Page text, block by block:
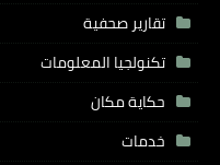
تقارير صحفية
تكنولجيا المعلومات
حكاية مكان
خدمات